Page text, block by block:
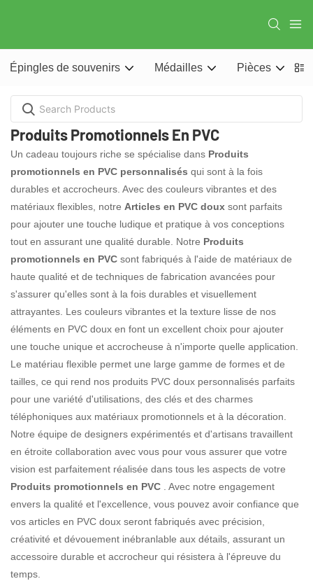
Épingles de souvenirs Médailles Pièces
Produits Promotionnels En PVC
Un cadeau toujours riche se spécialise dans Produits
promotionnels en PVC personnalisés qui sont à la fois
durables et accrocheurs. Avec des couleurs vibrantes et des
matériaux flexibles, notre Articles en PVC doux sont parfaits
pour ajouter une touche ludique et pratique à vos conceptions
tout en assurant une qualité durable. Notre Produits
promotionnels en PVC sont fabriqués à l'aide de matériaux de
haute qualité et de techniques de fabrication avancées pour
s'assurer qu'elles sont à la fois durables et visuellement
attrayantes. Les couleurs vibrantes et la texture lisse de nos
éléments en PVC doux en font un excellent choix pour ajouter
une touche unique et accrocheuse à n'importe quelle application.
Le matériau flexible permet une large gamme de formes et de
tailles, ce qui rend nos produits PVC doux personnalisés parfaits
pour une variété d'utilisations, des clés et des charmes
téléphoniques aux matériaux promotionnels et à la décoration.
Notre équipe de designers expérimentés et d'artisans travaillent
en étroite collaboration avec vous pour vous assurer que votre
vision est parfaitement réalisée dans tous les aspects de votre
Produits promotionnels en PVC . Avec notre engagement
envers la qualité et l'excellence, vous pouvez avoir confiance que
vos articles en PVC doux seront fabriqués avec précision,
créativité et dévouement inébranlable aux détails, assurant un
accessoire durable et accrocheur qui résistera à l'épreuve du
temps.